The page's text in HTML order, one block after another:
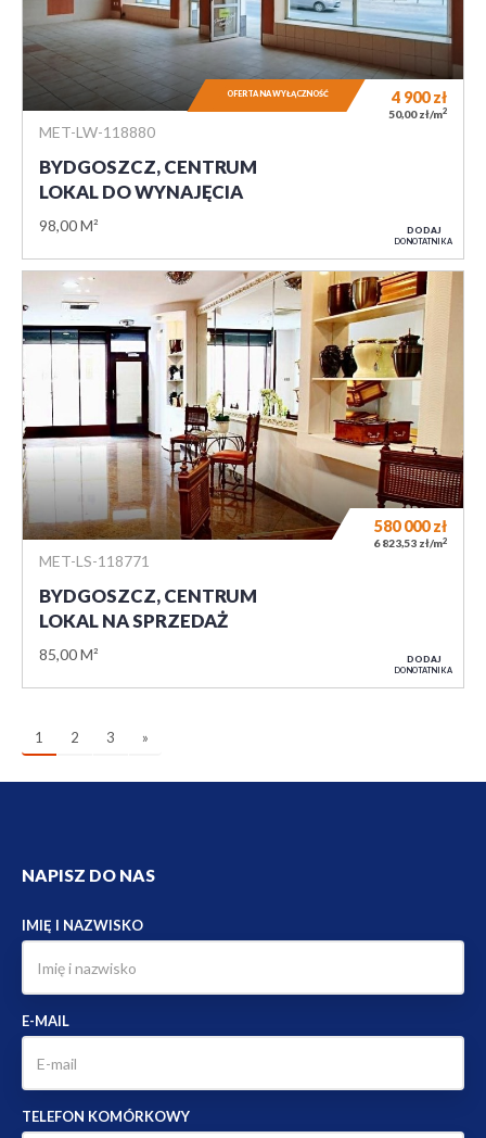
MET-LW-118880
BYDGOSZCZ, CENTRUM
LOKAL DO WYNAJĘCIA
98,00 M²
4 900zł
50,00 zł/m2
OFERTA NA WYŁĄCZNOŚĆ
DODAJ
DO NOTATNIKA
MET-LS-118771
BYDGOSZCZ, CENTRUM
LOKAL NA SPRZEDAŻ
85,00 M²
580 000zł
6 823,53 zł/m2
DODAJ
DO NOTATNIKA
1 2 3 »
NAPISZ DO NAS
IMIĘ I NAZWISKO
E-MAIL
TELEFON KOMÓRKOWY